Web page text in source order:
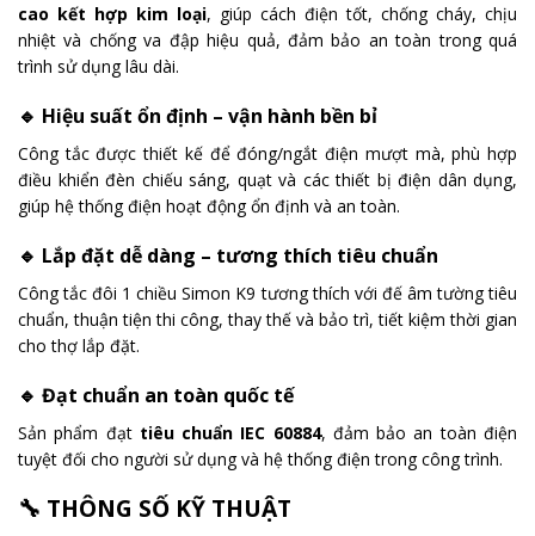
cao kết hợp kim loại, giúp cách điện tốt, chống cháy, chịu
nhiệt và chống va đập hiệu quả, đảm bảo an toàn trong quá
trình sử dụng lâu dài.
🔹 Hiệu suất ổn định – vận hành bền bỉ
Công tắc được thiết kế để đóng/ngắt điện mượt mà, phù hợp
điều khiển đèn chiếu sáng, quạt và các thiết bị điện dân dụng,
giúp hệ thống điện hoạt động ổn định và an toàn.
🔹 Lắp đặt dễ dàng – tương thích tiêu chuẩn
Công tắc đôi 1 chiều Simon K9 tương thích với đế âm tường tiêu
chuẩn, thuận tiện thi công, thay thế và bảo trì, tiết kiệm thời gian
cho thợ lắp đặt.
🔹 Đạt chuẩn an toàn quốc tế
Sản phẩm đạt tiêu chuẩn IEC 60884, đảm bảo an toàn điện
tuyệt đối cho người sử dụng và hệ thống điện trong công trình.
🔧 THÔNG SỐ KỸ THUẬT